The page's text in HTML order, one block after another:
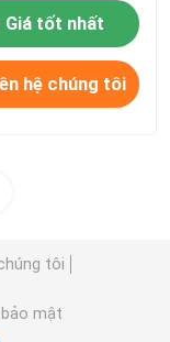
Giá tốt nhất
hệ chúng tôi
tôi
mật